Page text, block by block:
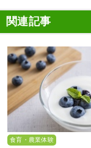
関連記事
食育・農業体験